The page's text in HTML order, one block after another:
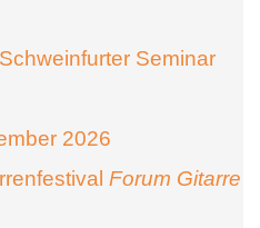
Seminar
2026
Forum Gitarre